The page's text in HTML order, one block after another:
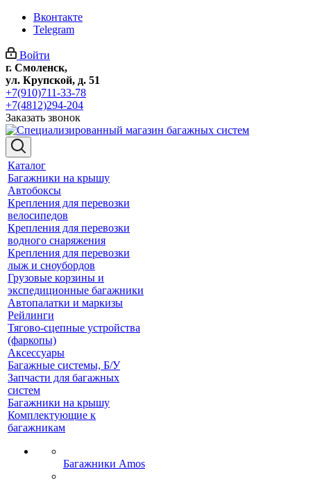
Вконтакте
Telegram
Войти
г. Смоленск,
ул. Крупской, д. 51
+7(910)711-33-78
+7(4812)294-204
Заказать звонок
Каталог
Багажники на крышу
Автобоксы
Крепления для перевозки
велосипедов
Крепления для перевозки
водного снаряжения
Крепления для перевозки
лыж и сноубордов
Грузовые корзины и
экспедиционные багажники
Автопалатки и маркизы
Рейлинги
Тягово-сцепные устройства
(фаркопы)
Аксессуары
Багажные системы, Б/У
Запчасти для багажных
систем
Багажники на крышу
Комплектующие к
багажникам
Багажники Amos